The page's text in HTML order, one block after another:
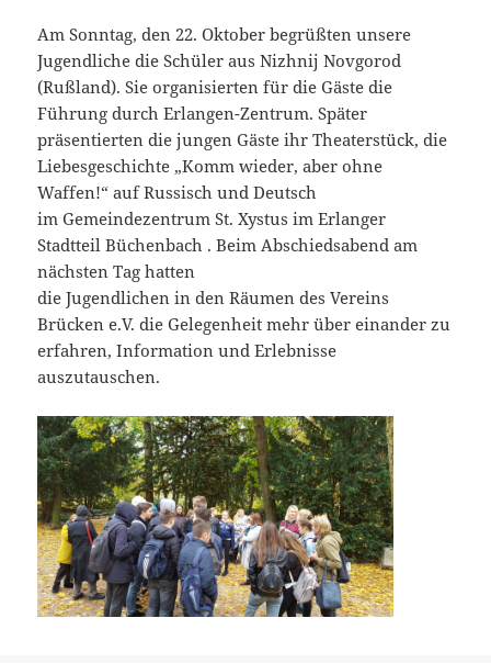
Am Sonntag, den 22. Oktober begrüßten unsere
Jugendliche die Schüler aus Nizhnij Novgorod
(Rußland). Sie organisierten für die Gäste die
Führung durch Erlangen-Zentrum. Später
präsentierten die jungen Gäste ihr Theaterstück, die
Liebesgeschichte „Komm wieder, aber ohne
Waffen!“ auf Russisch und Deutsch
im Gemeindezentrum St. Xystus im Erlanger
Stadtteil Büchenbach . Beim Abschiedsabend am
nächsten Tag hatten
die Jugendlichen in den Räumen des Vereins
Brücken e.V. die Gelegenheit mehr über einander zu
erfahren, Information und Erlebnisse
auszutauschen.